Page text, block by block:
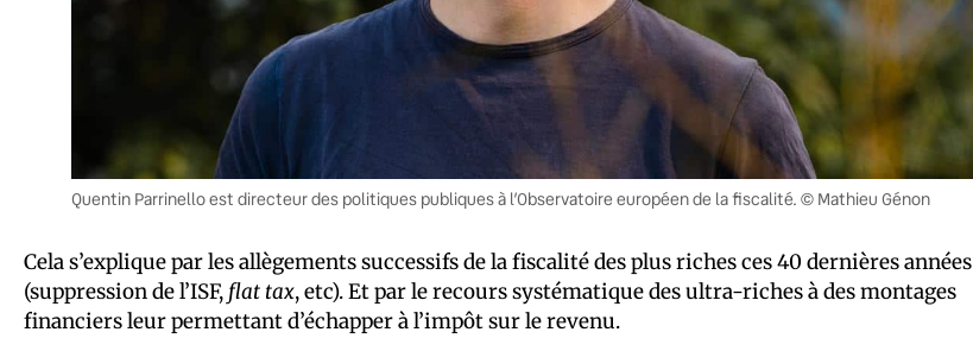
Quentin Parrinello est directeur des politiques publiques à l’Observatoire européen de la fiscalité. © Mathieu Génon
Cela s’explique par les allègements successifs de la fiscalité des plus riches ces 40 dernières années
(suppression de l’ISF, flat tax, etc). Et par le recours systématique des ultra-riches à des montages
financiers leur permettant d’échapper à l’impôt sur le revenu.